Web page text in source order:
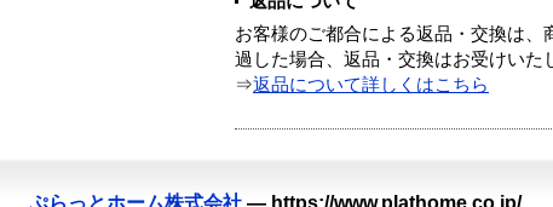
お客様のご都合による返品・交換は
過した場合、返品・交換はお受けいた
⇒返品について詳しくはこちら
ぷらっとホーム株式会社 — https://www.plathome.co.jp/